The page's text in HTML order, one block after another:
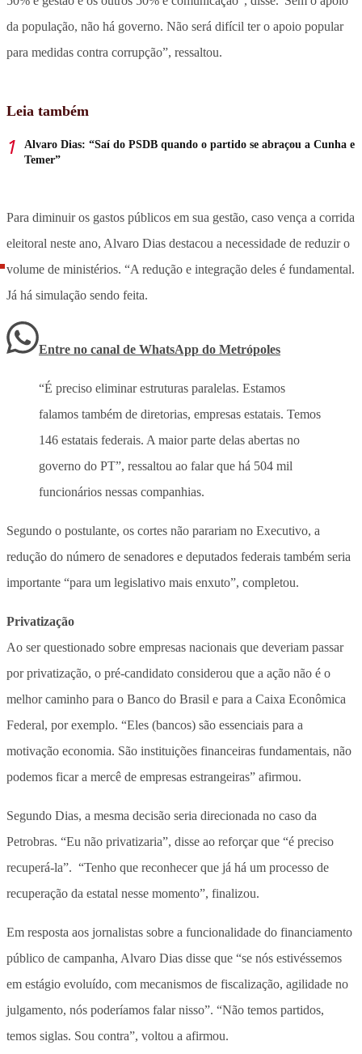
da população, não há governo. Não será difícil ter o apoio popular
para medidas contra corrupção”, ressaltou.
Leia também
Alvaro Dias: “Saí do PSDB quando o partido se abraçou a Cunha e
Temer”
Para diminuir os gastos públicos em sua gestão, caso vença a corrida
eleitoral neste ano, Alvaro Dias destacou a necessidade de reduzir o
volume de ministérios. “A redução e integração deles é fundamental.
Já há simulação sendo feita.
Entre no canal de WhatsApp do Metrópoles
“É preciso eliminar estruturas paralelas. Estamos
falamos também de diretorias, empresas estatais. Temos
146 estatais federais. A maior parte delas abertas no
governo do PT”, ressaltou ao falar que há 504 mil
funcionários nessas companhias.
Segundo o postulante, os cortes não parariam no Executivo, a
redução do número de senadores e deputados federais também seria
importante “para um legislativo mais enxuto”, completou.
Privatização
Ao ser questionado sobre empresas nacionais que deveriam passar
por privatização, o pré-candidato considerou que a ação não é o
melhor caminho para o Banco do Brasil e para a Caixa Econômica
Federal, por exemplo. “Eles (bancos) são essenciais para a
motivação economia. São instituições financeiras fundamentais, não
podemos ficar a mercê de empresas estrangeiras” afirmou.
Segundo Dias, a mesma decisão seria direcionada no caso da
Petrobras. “Eu não privatizaria”, disse ao reforçar que “é preciso
recuperá-la”. “Tenho que reconhecer que já há um processo de
recuperação da estatal nesse momento”, finalizou.
Em resposta aos jornalistas sobre a funcionalidade do financiamento
público de campanha, Alvaro Dias disse que “se nós estivéssemos
em estágio evoluído, com mecanismos de fiscalização, agilidade no
julgamento, nós poderíamos falar nisso”. “Não temos partidos,
temos siglas. Sou contra”, voltou a afirmou.